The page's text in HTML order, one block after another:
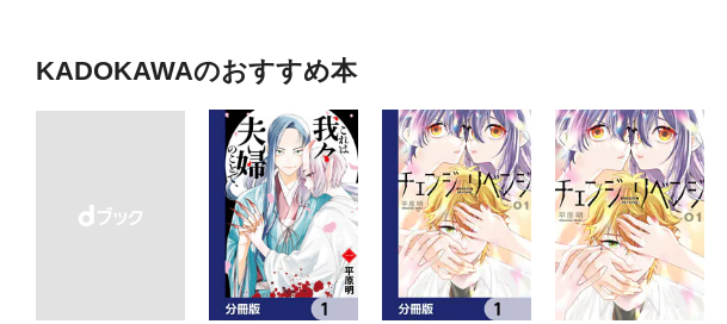
KADOKAWAのおすすめ本